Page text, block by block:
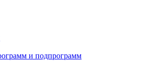
и подпрограмм